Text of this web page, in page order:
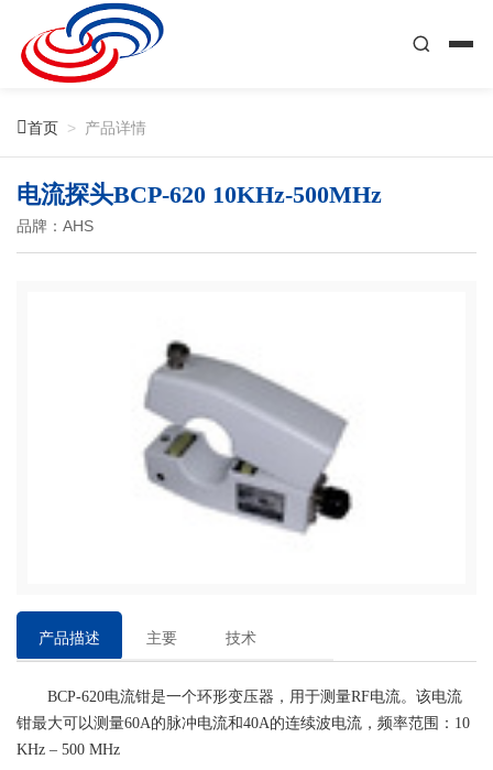
首页 > 产品详情
电流探头BCP-620 10KHz-500MHz
品牌：AHS
产品描述
主要
技术
BCP-620电流钳是一个环形变压器，用于测量RF电流。该电流
钳最大可以测量60A的脉冲电流和40A的连续波电流，频率范围：10
KHz – 500 MHz